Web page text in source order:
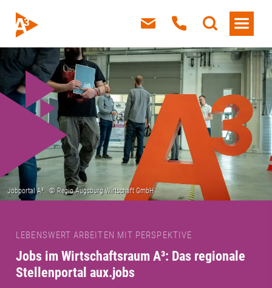
LEBENSWERT ARBEITEN MIT PERSPEKTIVE
Jobs im Wirtschaftsraum A³: Das regionale
Stellenportal aux.jobs